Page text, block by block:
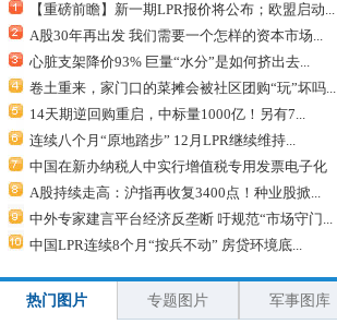
【重磅前瞻】新一期LPR报价将公布；欧盟启动...
A股30年再出发 我们需要一个怎样的资本市场...
心脏支架降价93% 巨量“水分”是如何挤出去...
卷土重来，家门口的菜摊会被社区团购“玩”坏吗...
14天期逆回购重启，中标量1000亿！另有7...
连续八个月“原地踏步” 12月LPR继续维持...
中国在新办纳税人中实行增值税专用发票电子化
A股持续走高：沪指再收复3400点！种业股掀...
中外专家建言平台经济反垄断 吁规范“市场守门...
中国LPR连续8个月“按兵不动” 房贷环境底...
热门图片 专题图片 军事图库